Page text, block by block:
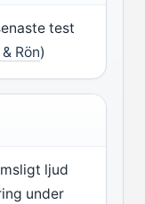
test
Rön)
ljud
under